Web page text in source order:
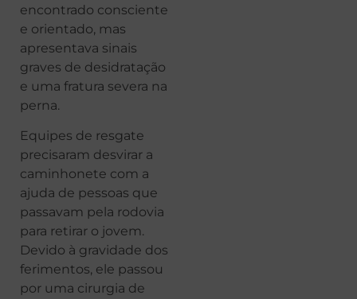
encontrado consciente
e orientado, mas
apresentava sinais
graves de desidratação
e uma fratura severa na
perna.
Equipes de resgate
precisaram desvirar a
caminhonete com a
ajuda de pessoas que
passavam pela rodovia
para retirar o jovem.
Devido à gravidade dos
ferimentos, ele passou
por uma cirurgia de